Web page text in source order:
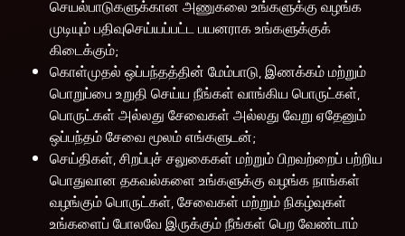
செயல்பாடுகளுக்கான அணுகலை உங்களுக்கு வழங்க
முடியும் பதிவுசெய்யப்பட்ட பயனராக உங்களுக்குக்
கிடைக்கும்;
கொள்முதல் ஒப்பந்தத்தின் மேம்பாடு, இணக்கம் மற்றும்
பொறுப்பை உறுதி செய்ய நீங்கள் வாங்கிய பொருட்கள்,
பொருட்கள் அல்லது சேவைகள் அல்லது வேறு ஏதேனும்
ஒப்பந்தம் சேவை மூலம் எங்களுடன்;
செய்திகள், சிறப்புச் சலுகைகள் மற்றும் பிறவற்றைப் பற்றிய
பொதுவான தகவல்களை உங்களுக்கு வழங்க நாங்கள்
வழங்கும் பொருட்கள், சேவைகள் மற்றும் நிகழ்வுகள்
உங்களைப் போலவே இருக்கும் நீங்கள் பெற வேண்டாம்